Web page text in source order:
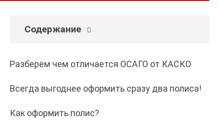
Содержание
Разберём чем отличается ОСАГО от КАСКО
Всегда выгоднее оформить сразу два полиса!
Как оформить полис?